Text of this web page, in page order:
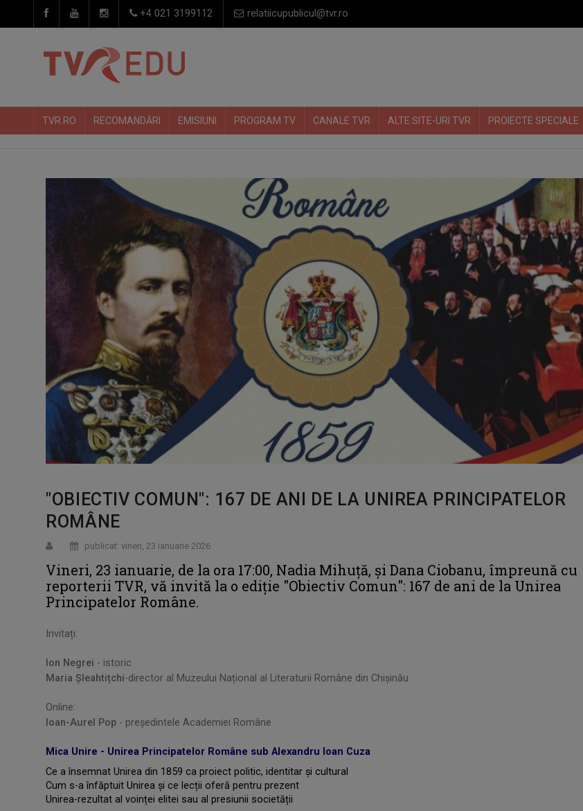
+4 021 3199112 relatiicupublicul@tvr.ro
TVR.RO RECOMANDĂRI EMISIUNI PROGRAM TV CANALE TVR ALTE SITE-URI TVR PROIECTE SPECIALE
"OBIECTIV COMUN": 167 DE ANI DE LA UNIREA PRINCIPATELOR
ROMÂNE
publicat: vineri, 23 ianuarie 2026
Vineri, 23 ianuarie, de la ora 17:00, Nadia Mihuță, şi Dana Ciobanu, împreună cu
reporterii TVR, vă invită la o ediție "Obiectiv Comun": 167 de ani de la Unirea
Principatelor Române.
Invitați:
Ion Negrei - istoric
Maria Șleahtițchi-director al Muzeului Național al Literaturii Române din Chișinău
Online:
Ioan-Aurel Pop - președintele Academiei Române
Mica Unire - Unirea Principatelor Române sub Alexandru Ioan Cuza
Ce a însemnat Unirea din 1859 ca proiect politic, identitar și cultural
Cum s-a înfăptuit Unirea și ce lecții oferă pentru prezent
Unirea-rezultat al voinței elitei sau al presiunii societății